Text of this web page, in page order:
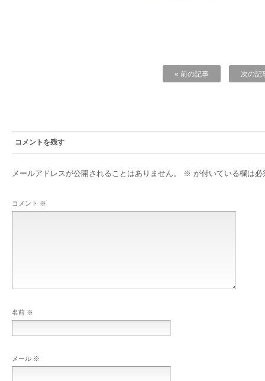
« 前の記事 次の記
コメントを残す
メールアドレスが公開されることはありません。 ※ が付いている欄は必
コメント ※
名前 ※
メール ※